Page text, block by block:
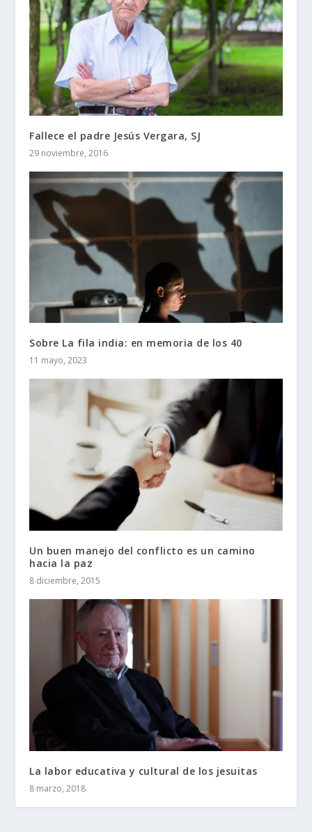
Fallece el padre Jesús Vergara, SJ
29 noviembre, 2016
Sobre La fila india: en memoria de los 40
11 mayo, 2023
Un buen manejo del conflicto es un camino
hacia la paz
8 diciembre, 2015
La labor educativa y cultural de los jesuitas
8 marzo, 2018